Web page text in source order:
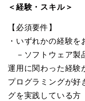
＜経験・スキル＞
【必須要件】
・いずれかの経験を
－ソフトウェア製
運用に関わった経験
プログラミングが好
グを実践している方